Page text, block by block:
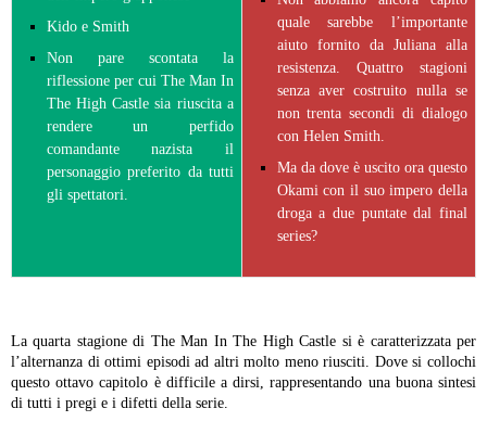
Kido e Smith
Non pare scontata la
riflessione per cui The Man In
The High Castle sia riuscita a
rendere un perfido
comandante nazista il
personaggio preferito da tutti
gli spettatori.
quale sarebbe l’importante
aiuto fornito da Juliana alla
resistenza. Quattro stagioni
senza aver costruito nulla se
non trenta secondi di dialogo
con Helen Smith.
Ma da dove è uscito ora questo
Okami con il suo impero della
droga a due puntate dal final
series?
La quarta stagione di The Man In The High Castle si è caratterizzata per
l’alternanza di ottimi episodi ad altri molto meno riusciti. Dove si collochi
questo ottavo capitolo è difficile a dirsi, rappresentando una buona sintesi
di tutti i pregi e i difetti della serie.